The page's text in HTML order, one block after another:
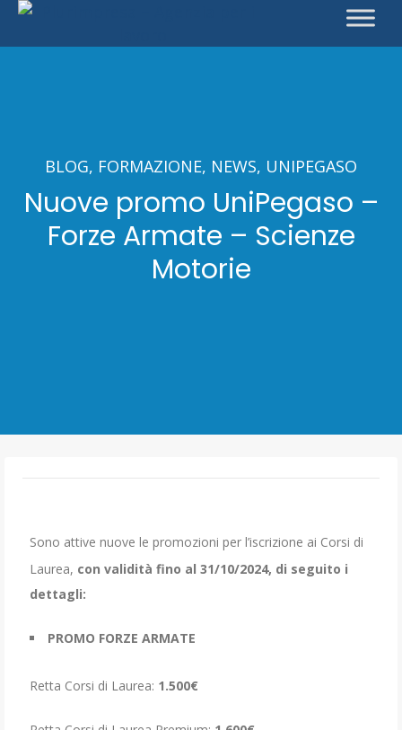
BLOG FORMAZIONE NEWS UNIPEGASO
Nuove promo UniPegaso –
Forze Armate – Scienze
Motorie
Sono attive nuove le promozioni per l’iscrizione ai Corsi di
Laurea, con validità fino al 31/10/2024, di seguito i
dettagli:
PROMO FORZE ARMATE
Retta Corsi di Laurea: 1.500€